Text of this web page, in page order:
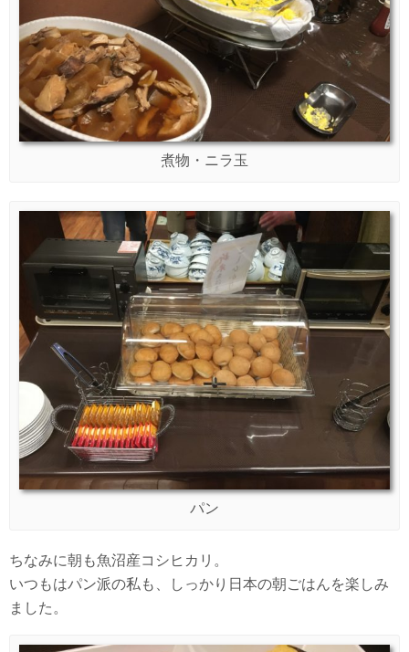
煮物・ニラ玉
パン
ちなみに朝も魚沼産コシヒカリ。
いつもはパン派の私も、しっかり日本の朝ごはんを楽しみ
ました。